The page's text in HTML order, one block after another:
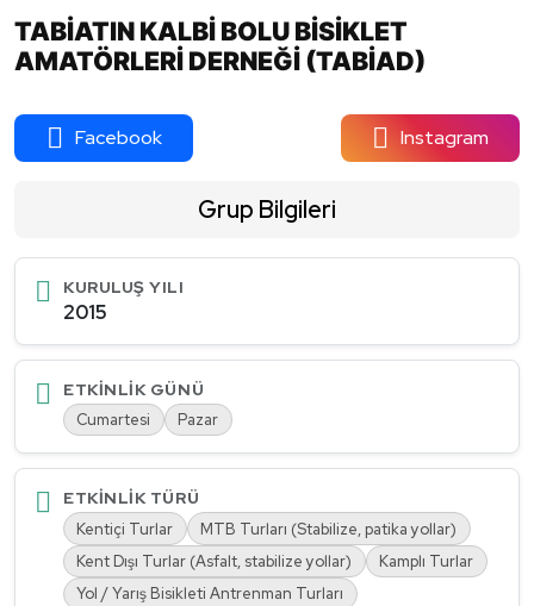
TABİATIN KALBİ BOLU BİSİKLET
AMATÖRLERİ DERNEĞİ (TABİAD)
Facebook Instagram
Grup Bilgileri
KURULUŞ YILI
2015
ETKINLIK GÜNÜ
Cumartesi Pazar
ETKINLIK TÜRÜ
Kentiçi Turlar
MTB Turları (Stabilize, patika yollar)
Kent Dışı Turlar (Asfalt, stabilize yollar)
Kamplı Turlar
Yol / Yarış Bisikleti Antrenman Turları